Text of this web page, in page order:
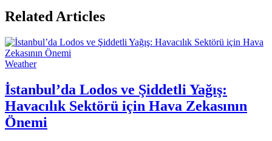
Related Articles
Weather
İstanbul’da Lodos ve Şiddetli Yağış:
Havacılık Sektörü için Hava Zekasının
Önemi